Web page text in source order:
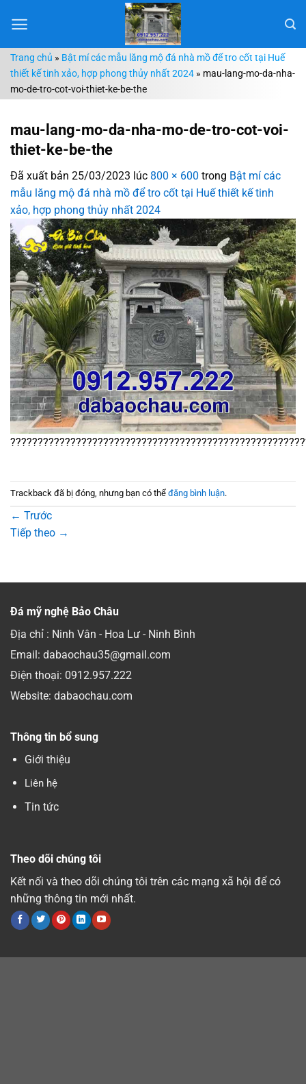
đến
dungTrang chủ » Bật mí các mẫu lăng mộ đá nhà mồ để tro cốt tại Huế
thiết kế tinh xảo, hợp phong thủy nhất 2024 » mau-lang-mo-da-nha-
mo-de-tro-cot-voi-thiet-ke-be-the
mau-lang-mo-da-nha-mo-de-tro-cot-voi-
thiet-ke-be-the
Đã xuất bản 25/03/2023 lúc 800 × 600 trong Bật mí các
mẫu lăng mộ đá nhà mồ để tro cốt tại Huế thiết kế tinh
xảo, hợp phong thủy nhất 2024
Trackback đã bị đóng, nhưng bạn có thể đăng bình luận.
← Trước
Tiếp theo →
Đá mỹ nghệ Bảo Châu
Địa chỉ : Ninh Vân - Hoa Lư - Ninh Bình
Email: dabaochau35@gmail.com
Điện thoại: 0912.957.222
Website: dabaochau.com
Thông tin bổ sung
Giới thiệu
Liên hệ
Tin tức
Theo dõi chúng tôi
Kết nối và theo dõi chúng tôi trên các mạng xã hội để có
những thông tin mới nhất.